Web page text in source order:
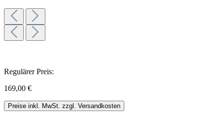
Regulärer Preis:
169,00 €
Preise inkl. MwSt. zzgl. Versandkosten